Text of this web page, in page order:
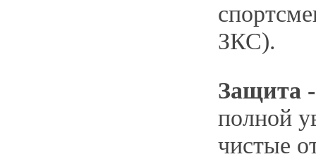
ЗКС).
Защита
полной
чистые